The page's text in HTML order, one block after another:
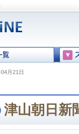
月21日
津山朝日新